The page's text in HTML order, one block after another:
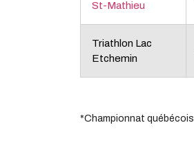
St-Mathieu
Triathlon Lac
Etchemin
*Championnat québécois